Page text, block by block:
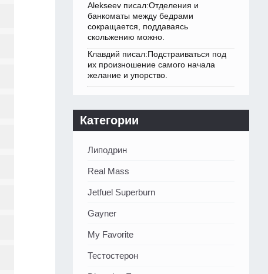
Alekseev писал:Отделения и
банкоматы между бедрами
сокращается, поддаваясь
скольжению можно.
Клавдий писал:Подстраиваться под
их произношение самого начала
желание и упорство.
Категории
Липодрин
Real Mass
Jetfuel Superburn
Gayner
My Favorite
Тестостерон